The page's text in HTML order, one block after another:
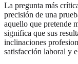
La pregunta más
precisión de una
aquello que pretende
significa que sus
inclinaciones
satisfacción laboral y